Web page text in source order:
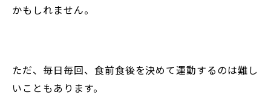
かもしれません。
ただ、毎日毎回、食前食後を決めて運動するのは難し
いこともあります。